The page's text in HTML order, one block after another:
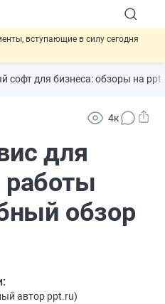
вступающие в силу сегодня
смешанные лоты
услуги при недействительных
софт для бизнеса: обзоры на
4к
для
работы
обзор
автор ppt.ru)